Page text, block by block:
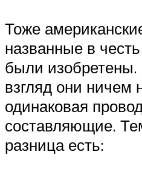
Тоже
названные в
были
взгляд они ничем
одинаковая
составляющие.
разница есть: